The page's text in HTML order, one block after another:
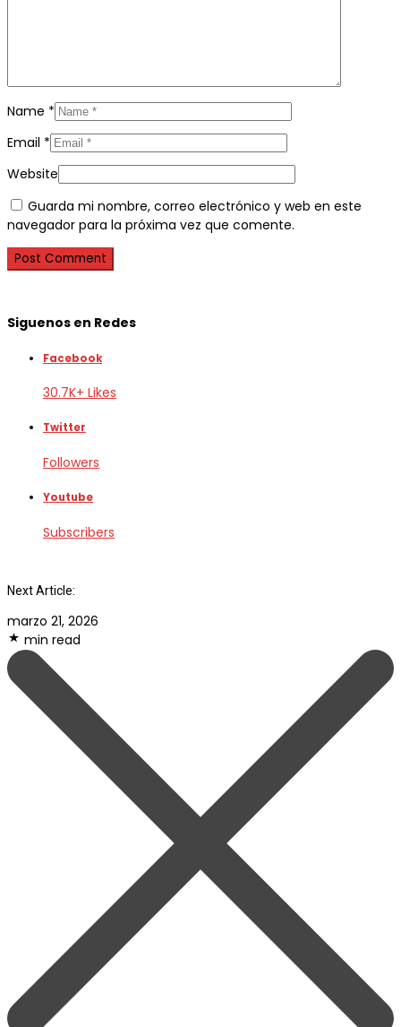
Name *
Email *
Website
Guarda mi nombre, correo electrónico y web en este
navegador para la próxima vez que comente.
Siguenos en Redes
Facebook
30.7K+ Likes
Twitter
Followers
Youtube
Subscribers
Next Article:
marzo 21, 2026
min read